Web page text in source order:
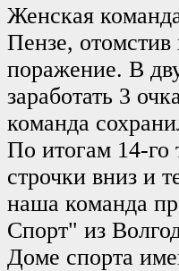
Женская
Пензе,
поражение. В
заработать 3
команда
По итогам 14-го
строчки вниз и
наша команда
Спорт" из
Доме спорта